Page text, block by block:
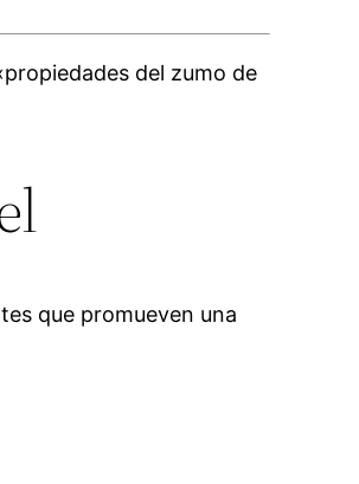
del zumo de
que promueven una